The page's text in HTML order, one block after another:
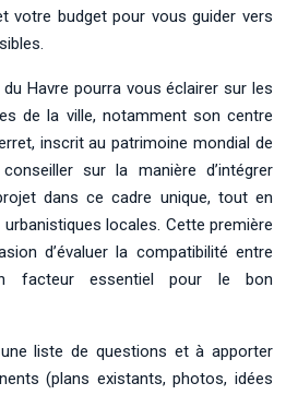
votre budget pour vous guider vers
Havre pourra vous éclairer sur les
de la ville, notamment son centre
inscrit au patrimoine mondial de
sur la manière d’intégrer
dans ce cadre unique, tout en
locales. Cette première
d’évaluer la compatibilité entre
facteur essentiel pour le bon
liste de questions et à apporter
(plans existants, photos, idées